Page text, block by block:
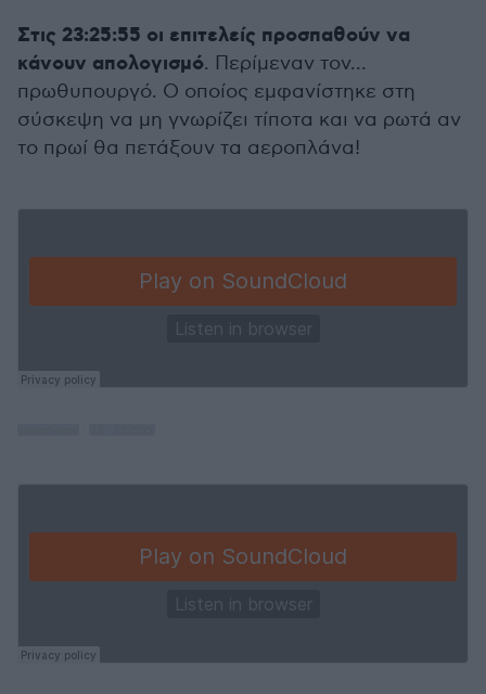
Στις 23:25:55 οι επιτελείς προσπαθούν να
κάνουν απολογισμό. Περίμεναν τον...
πρωθυπουργό. Ο οποίος εμφανίστηκε στη
σύσκεψη να μη γνωρίζει τίποτα και να ρωτά αν
το πρωί θα πετάξουν τα αεροπλάνα!